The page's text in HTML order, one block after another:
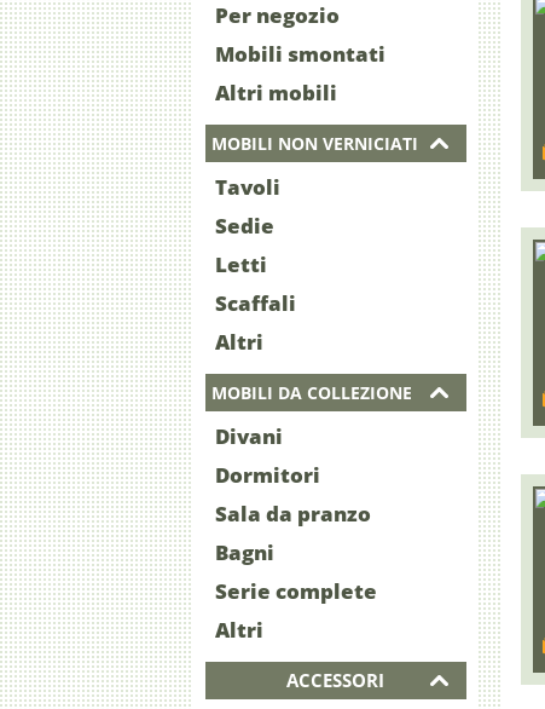
Per negozio
Mobili smontati
Altri mobili
MOBILI NON VERNICIATI
Tavoli
Sedie
Letti
Scaffali
Altri
MOBILI DA COLLEZIONE
Divani
Dormitori
Sala da pranzo
Bagni
Serie complete
Altri
ACCESSORI